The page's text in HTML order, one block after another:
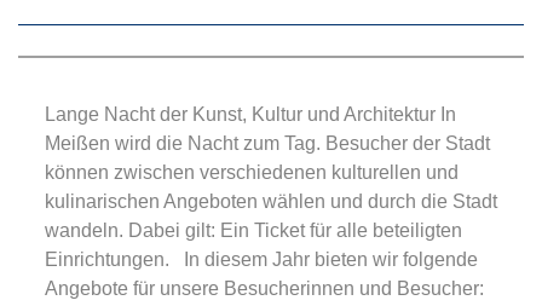
Lange Nacht der Kunst, Kultur und Architektur In
Meißen wird die Nacht zum Tag. Besucher der Stadt
können zwischen verschiedenen kulturellen und
kulinarischen Angeboten wählen und durch die Stadt
wandeln. Dabei gilt: Ein Ticket für alle beteiligten
Einrichtungen. In diesem Jahr bieten wir folgende
Angebote für unsere Besucherinnen und Besucher: